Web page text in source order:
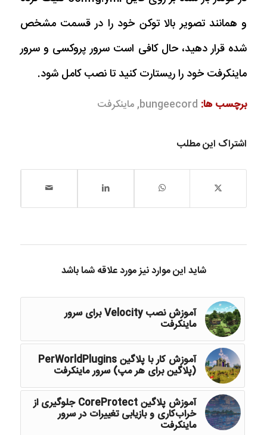
و همانند تصویر بالا توکن خود را در قسمت مشخص
شده قرار دهید، حال کافی است سرور پروکسی و سرور
ماینکرفت خود را ریستارت کنید تا نصب کامل شود.
برچسب ها: bungeecord
,ماینکرفت
اشتراک این مطلب
شاید این موارد نیز مورد علاقه شما باشد
آموزش نصب Velocity برای سرور
ماینکرفت
آموزش کار با پلاگین PerWorldPlugins
(پلاگین برای هر مپ) سرور ماینکرفت
آموزش پلاگین CoreProtect جلوگیری از
خراب‌کاری و بازیابی تغییرات در سرور
ماینکرفت